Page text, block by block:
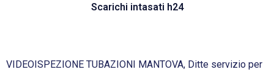
Scarichi intasati h24
VIDEOISPEZIONE TUBAZIONI MANTOVA, Ditte servizio per